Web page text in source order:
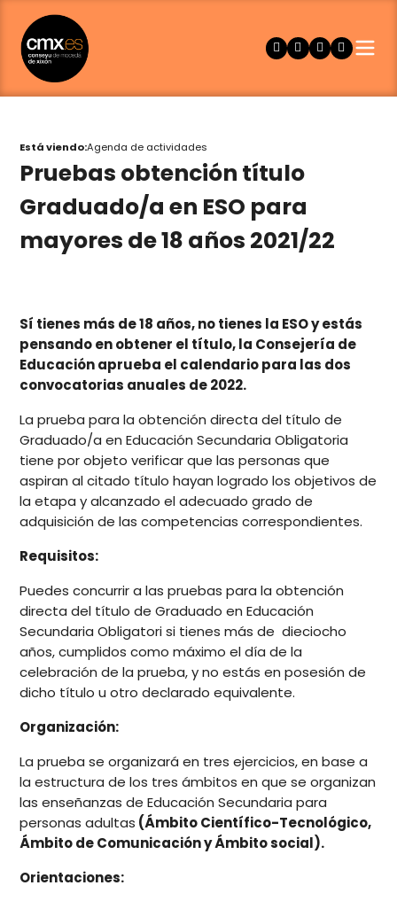
Está viendo:Agenda de actividades
Pruebas obtención título
Graduado/a en ESO para
mayores de 18 años 2021/22
Sí tienes más de 18 años, no tienes la ESO y estás
pensando en obtener el título, la Consejería de
Educación aprueba el calendario para las dos
convocatorias anuales de 2022.
La prueba para la obtención directa del título de
Graduado/a en Educación Secundaria Obligatoria
tiene por objeto verificar que las personas que
aspiran al citado título hayan logrado los objetivos de
la etapa y alcanzado el adecuado grado de
adquisición de las competencias correspondientes.
Requisitos:
Puedes concurrir a las pruebas para la obtención
directa del título de Graduado en Educación
Secundaria Obligatori si tienes más de dieciocho
años, cumplidos como máximo el día de la
celebración de la prueba, y no estás en posesión de
dicho título u otro declarado equivalente.
Organización:
La prueba se organizará en tres ejercicios, en base a
la estructura de los tres ámbitos en que se organizan
las enseñanzas de Educación Secundaria para
personas adultas (Ámbito Científico-Tecnológico,
Ámbito de Comunicación y Ámbito social).
Orientaciones: